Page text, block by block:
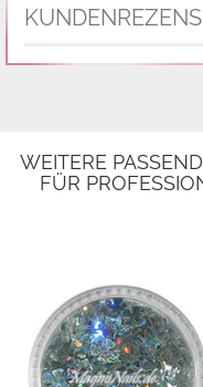
WEITERE
FÜR